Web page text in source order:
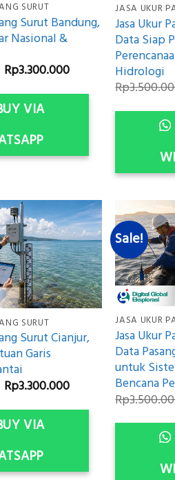
SURUT
Surut Bandung,
Nasional &
Original
price
was:
Rp3.500.000.
Rp3.300.000Current
is:
VIA
JASA UKUR
Jasa Ukur
Data Siap
Hidrologi
Rp
SURUT
Surut Cianjur,
Garis
Original
price
was:
Rp3.500.000.
Rp3.300.000Current
is:
Rp3.300.000.
VIA
Sale!
JASA UKUR
Jasa Ukur
Data
untuk
Bencana
Rp